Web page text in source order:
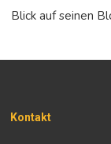
Blick auf seinen
Kontakt